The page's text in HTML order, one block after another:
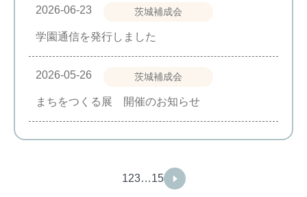
2026-06-23 茨城補成会
学園通信を発行しました
2026-05-26 茨城補成会
まちをつくる展 開催のお知らせ
123…15